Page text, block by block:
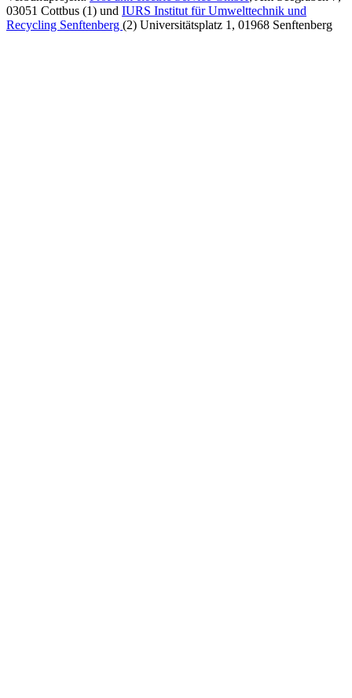
03051 Cottbus (1) und IURS Institut für Umwelttechnik und
Recycling Senftenberg (2) Universitätsplatz 1, 01968 Senftenberg